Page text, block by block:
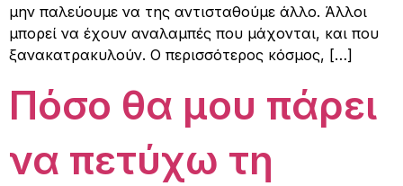
μην παλεύουμε να της αντισταθούμε άλλο. Άλλοι
μπορεί να έχουν αναλαμπές που μάχονται, και που
ξανακατρακυλούν. Ο περισσότερος κόσμος, […]
Πόσο θα μου πάρει
να πετύχω τη